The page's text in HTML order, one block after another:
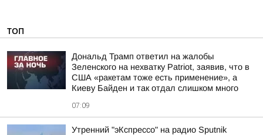
ТОП
Дональд Трамп ответил на жалобы
Зеленского на нехватку Patriot, заявив, что в
США «ракетам тоже есть применение», а
Киеву Байден и так отдал слишком много
07:09
Утренний "эКспрессо" на радио Sputnik